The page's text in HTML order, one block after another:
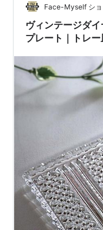
端の方に削られてい
やすいように縁の
Face-Myself シ
ヴィンテージダ
プレート｜トレ